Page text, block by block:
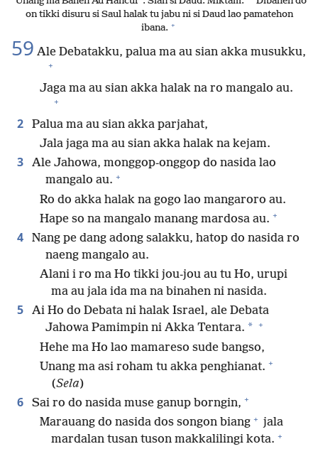
on tikki disuru si Saul halak tu jabu ni si Daud lao pamatehon
ibana. +
59 Ale Debatakku, palua ma au sian akka musukku,
+
Jaga ma au sian akka halak na ro mangalo au.
+
2
Palua ma au sian akka parjahat,
Jala jaga ma au sian akka halak na kejam.
3
Ale Jahowa, monggop-onggop do nasida lao
mangalo au. +
Ro do akka halak na gogo lao mangaroro au.
Hape so na mangalo manang mardosa au. +
4
Nang pe dang adong salakku, hatop do nasida ro
naeng mangalo au.
Alani i ro ma Ho tikki jou-jou au tu Ho, urupi
ma au jala ida ma na binahen ni nasida.
5
Ai Ho do Debata ni halak Israel, ale Debata
Jahowa Pamimpin ni Akka Tentara. * +
Hehe ma Ho lao mamareso sude bangso,
Unang ma asi roham tu akka penghianat. +
(Sela)
6 Sai ro do nasida muse ganup borngin, +
Marauang do nasida dos songon biang + jala
mardalan tusan tuson makkalilingi kota. +